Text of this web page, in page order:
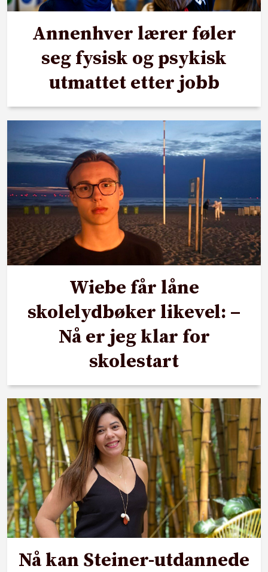
Annenhver lærer føler
seg fysisk og psykisk
utmattet etter jobb
Wiebe får låne
skolelydbøker likevel: –
Nå er jeg klar for
skolestart
Nå kan Steiner-utdannede